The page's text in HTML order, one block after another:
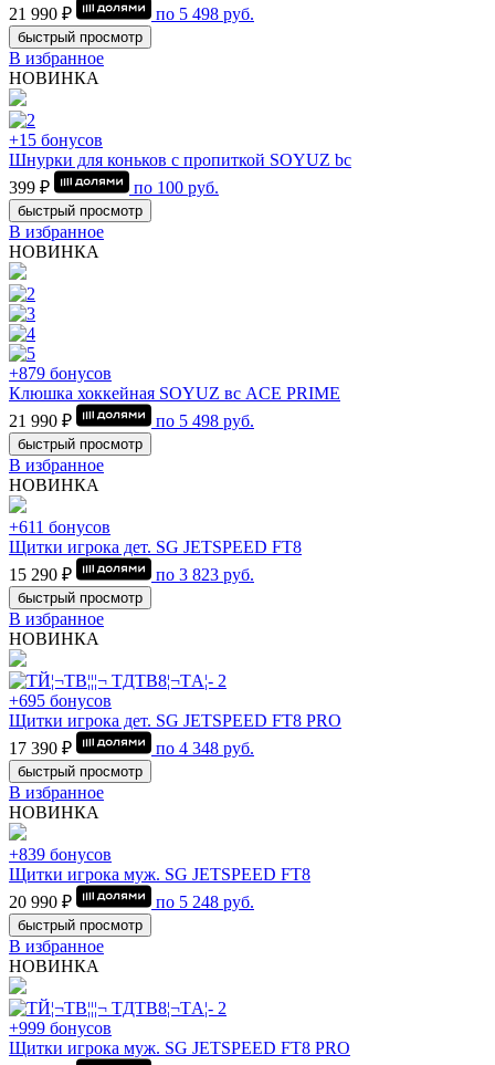
21 990 ₽ по 5 498 руб.
быстрый просмотр
В избранное
НОВИНКА
+15 бонусов
Шнурки для коньков с пропиткой SOYUZ bc
399 ₽
по 100 руб.
быстрый просмотр
В избранное
НОВИНКА
+879 бонусов
Клюшка хоккейная SOYUZ вс ACE PRIME
21 990 ₽
по 5 498 руб.
быстрый просмотр
В избранное
НОВИНКА
+611 бонусов
Щитки игрока дет. SG JETSPEED FT8
15 290 ₽
по 3 823 руб.
быстрый просмотр
В избранное
НОВИНКА
+695 бонусов
Щитки игрока дет. SG JETSPEED FT8 PRO
17 390 ₽
по 4 348 руб.
быстрый просмотр
В избранное
НОВИНКА
+839 бонусов
Щитки игрока муж. SG JETSPEED FT8
20 990 ₽
по 5 248 руб.
быстрый просмотр
В избранное
НОВИНКА
+999 бонусов
Щитки игрока муж. SG JETSPEED FT8 PRO